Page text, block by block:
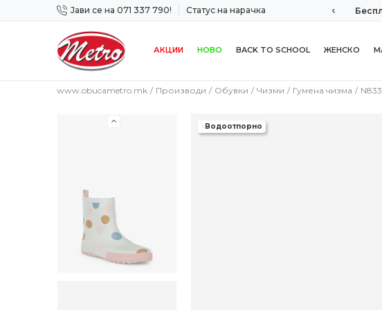
Јави се на 071 337 790! Статус на нарачка
Сигурно плаќање со платежна картичка!
АКЦИИ НОВО BACK TO SCHOOL ЖЕНСКО
www.obucametro.mk Производи Обувки Чизми Гумена чизма
Водоотпорно